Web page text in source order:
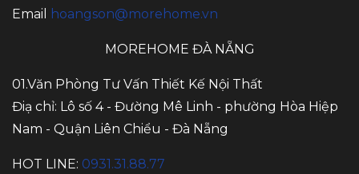
Email hoangson@morehome.vn
MOREHOME ĐÀ NẴNG
01.Văn Phòng Tư Vấn Thiết Kế Nội Thất
Điạ chỉ: Lô số 4 - Đường Mê Linh - phường Hòa Hiệp
Nam - Quận Liên Chiểu - Đà Nẵng
HOT LINE: 0931.31.88.77